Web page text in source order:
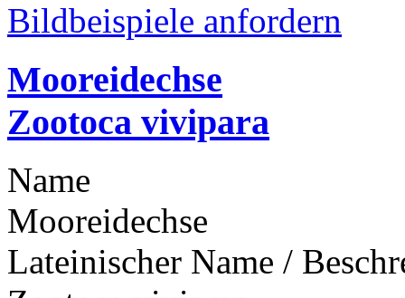
Bildbeispiele anfordern
Mooreidechse
Zootoca vivipara
Name
Mooreidechse
Lateinischer Name /